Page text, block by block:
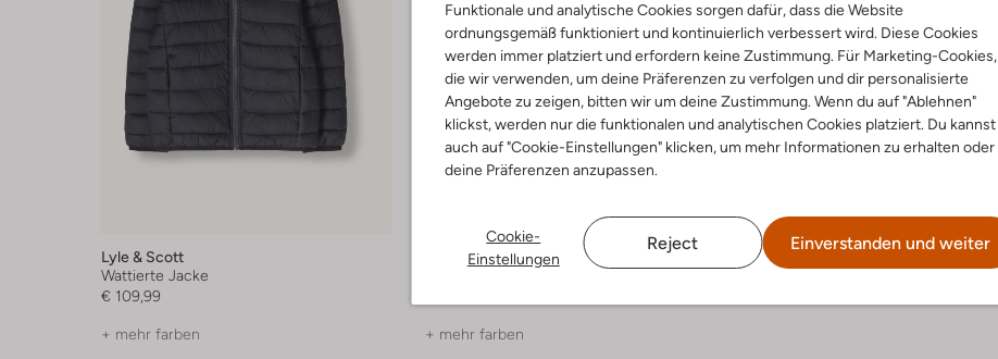
Funktionale und analytische Cookies sorgen dafür, dass die Website
ordnungsgemäß funktioniert und kontinuierlich verbessert wird. Diese Cookies
werden immer platziert und erfordern keine Zustimmung. Für Marketing-Cookies,
die wir verwenden, um deine Präferenzen zu verfolgen und dir personalisierte
Angebote zu zeigen, bitten wir um deine Zustimmung. Wenn du auf "Ablehnen"
klickst, werden nur die funktionalen und analytischen Cookies platziert. Du kannst
auch auf "Cookie-Einstellungen" klicken, um mehr Informationen zu erhalten oder
deine Präferenzen anzupassen.
Cookie-
Einstellungen
Reject Einverstanden und weiter
Lyle & Scott
Wattierte Jacke
€ 109,99
+ mehr farben
Raizzed
+ mehr farben
-50%
Koko Noko